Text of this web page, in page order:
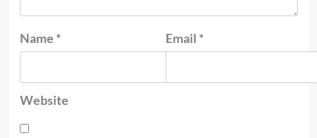
Name * Email *
Website